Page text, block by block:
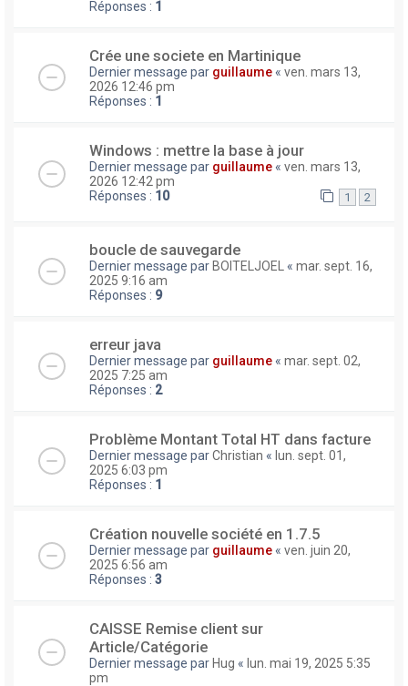
Réponses : 1
Crée une societe en Martinique
Dernier message par guillaume « ven. mars 13,
2026 12:46 pm
Réponses : 1
Windows : mettre la base à jour
Dernier message par guillaume « ven. mars 13,
2026 12:42 pm
Réponses : 10 1 2
boucle de sauvegarde
Dernier message par BOITELJOEL « mar. sept. 16,
2025 9:16 am
Réponses : 9
erreur java
Dernier message par guillaume « mar. sept. 02,
2025 7:25 am
Réponses : 2
Problème Montant Total HT dans facture
Dernier message parChristian « lun. sept. 01,
2025 6:03 pm
Réponses : 1
Création nouvelle société en 1.7.5
Dernier message par guillaume « ven. juin 20,
2025 6:56 am
Réponses : 3
CAISSE Remise client sur
Article/Catégorie
Dernier message par Hug « lun. mai 19, 2025 5:35
pm